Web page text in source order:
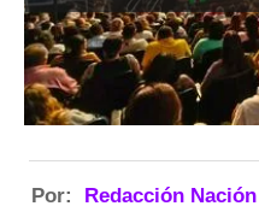
Por: Redacción Nación